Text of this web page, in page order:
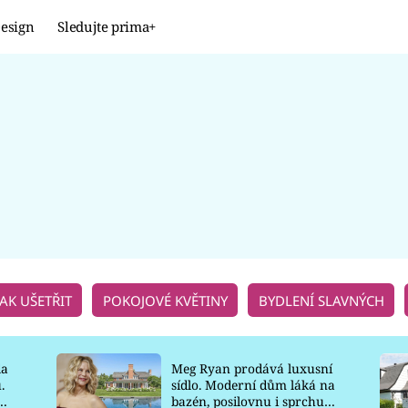
Sledujte prima+
UŠETŘIT POKOJOVÉ KVĚTINY BYDLENÍ SLAVNÝCH
Meg Ryan prodává luxusní
sídlo. Moderní dům láká na
bazén, posilovnu i sprchu